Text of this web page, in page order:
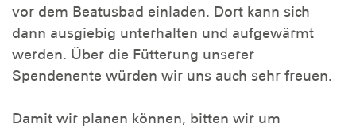
vor dem Beatusbad einladen. Dort kann sich
dann ausgiebig unterhalten und aufgewärmt
werden. Über die Fütterung unserer
Spendenente würden wir uns auch sehr freuen.
Damit wir planen können, bitten wir um